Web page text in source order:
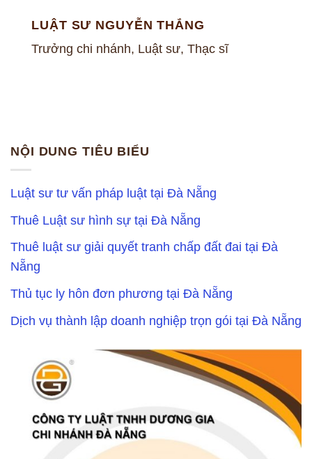
LUẬT SƯ NGUYỄN THẮNG
Trưởng chi nhánh, Luật sư, Thạc sĩ
NỘI DUNG TIÊU BIỂU
Luật sư tư vấn pháp luật tại Đà Nẵng
Thuê Luật sư hình sự tại Đà Nẵng
Thuê luật sư giải quyết tranh chấp đất đai tại Đà
Nẵng
Thủ tục ly hôn đơn phương tại Đà Nẵng
Dịch vụ thành lập doanh nghiệp trọn gói tại Đà Nẵng